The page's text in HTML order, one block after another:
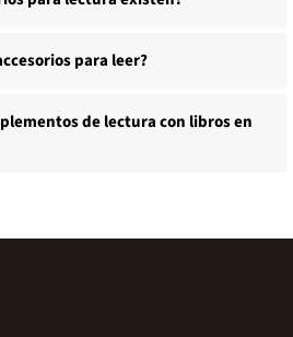
para leer?
de lectura con libros en